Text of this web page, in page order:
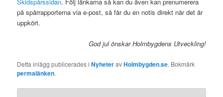
på spårrapporterna via e-post, så får du en notis direkt när det är
uppkört.
God jul önskar Holmbygdens Utveckling!
Detta inlägg publicerades iNyheteravHolmbygden.se. Bokmärk
permalänken.